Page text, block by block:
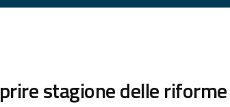
stagione delle riforme